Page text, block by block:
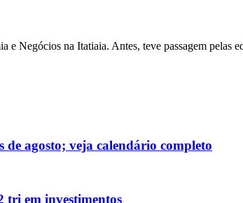
Negócios na Itatiaia. Antes, teve passagem pelas
de agosto; veja calendário completo
tri em investimentos